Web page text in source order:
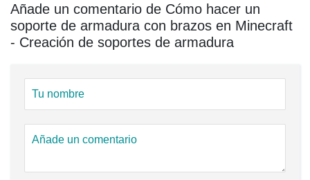
Añade un comentario de Cómo hacer un
soporte de armadura con brazos en Minecraft
- Creación de soportes de armadura